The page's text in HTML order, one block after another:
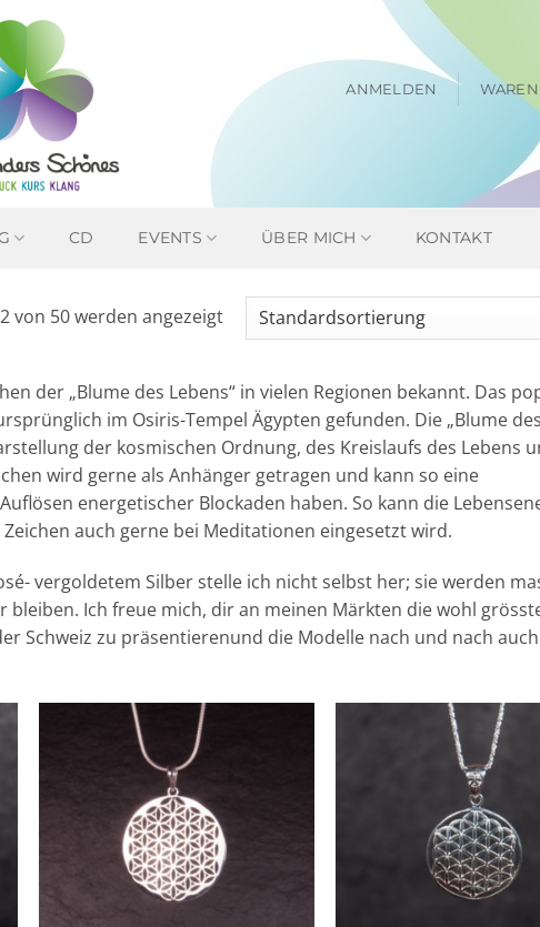
ANMELDEN
CD EVENTS ÜBER MICH KONTAKT
von 50 werden angezeigt
der „Blume des Lebens“ in vielen Regionen bekannt. Das
im Osiris-Tempel Ägypten gefunden. Die „Blume des
der kosmischen Ordnung, des Kreislaufs des Lebens
wird gerne als Anhänger getragen und kann so eine
energetischer Blockaden haben. So kann die
auch gerne bei Meditationen eingesetzt wird.
vergoldetem Silber stelle ich nicht selbst her; sie werden
bleiben. Ich freue mich, dir an meinen Märkten die wohl
Schweiz zu präsentierenund die Modelle nach und nach